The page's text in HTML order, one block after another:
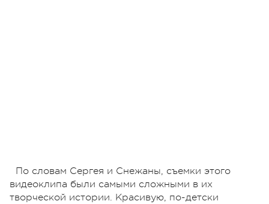
По словам Сергея и Снежаны, съемки этого
видеоклипа были самыми сложными в их
творческой истории. Красивую, по-детски